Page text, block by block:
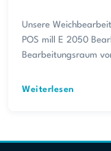
Unsere
POS mill E 2050
Bearbeitungsraum
Weiterlesen